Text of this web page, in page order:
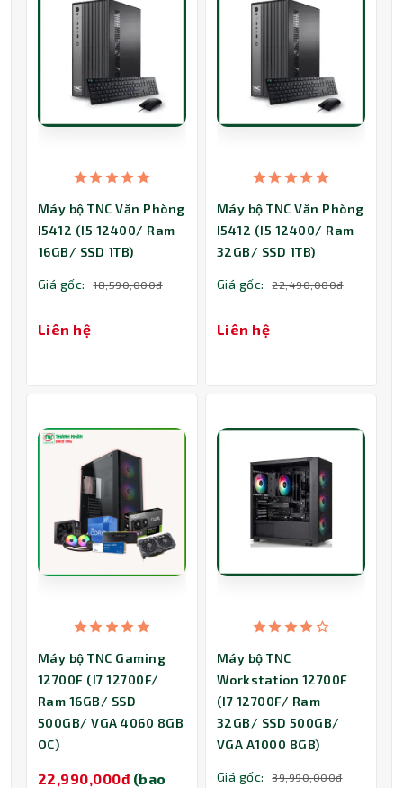
Máy bộ TNC Văn Phòng
I5412 (I5 12400/ Ram
16GB/ SSD 1TB)
Giá gốc: 18,590,000đ
Liên hệ
Máy bộ TNC Văn Phòng
I5412 (I5 12400/ Ram
32GB/ SSD 1TB)
Giá gốc: 22,490,000đ
Liên hệ
Máy bộ TNC Gaming
12700F (I7 12700F/
Ram 16GB/ SSD
500GB/ VGA 4060 8GB
OC)
22,990,000đ (bao
Máy bộ TNC
Workstation 12700F
(I7 12700F/ Ram
32GB/ SSD 500GB/
VGA A1000 8GB)
Giá gốc: 39,990,000đ